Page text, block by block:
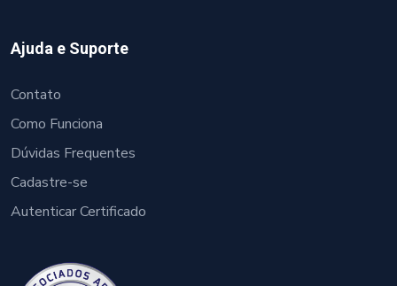
Ajuda e Suporte
Contato
Como Funciona
Dúvidas Frequentes
Cadastre-se
Autenticar Certificado